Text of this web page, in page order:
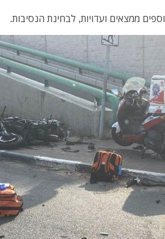
ממצאים ועדויות, לבחינת הנסיבות.